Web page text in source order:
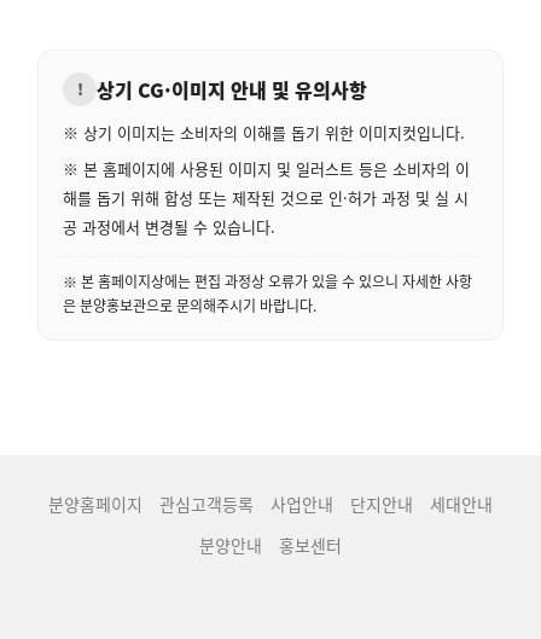
! 상기 CG·이미지 안내 및 유의사항
※ 상기 이미지는 소비자의 이해를 돕기 위한 이미지컷입니다.
※ 본 홈페이지에 사용된 이미지 및 일러스트 등은 소비자의 이
해를 돕기 위해 합성 또는 제작된 것으로 인·허가 과정 및 실 시
공 과정에서 변경될 수 있습니다.
※ 본 홈페이지상에는 편집 과정상 오류가 있을 수 있으니 자세한 사항
은 분양홍보관으로 문의해주시기 바랍니다.
분양홈페이지 관심고객등록 사업안내 단지안내
세대안내
분양안내
홍보센터